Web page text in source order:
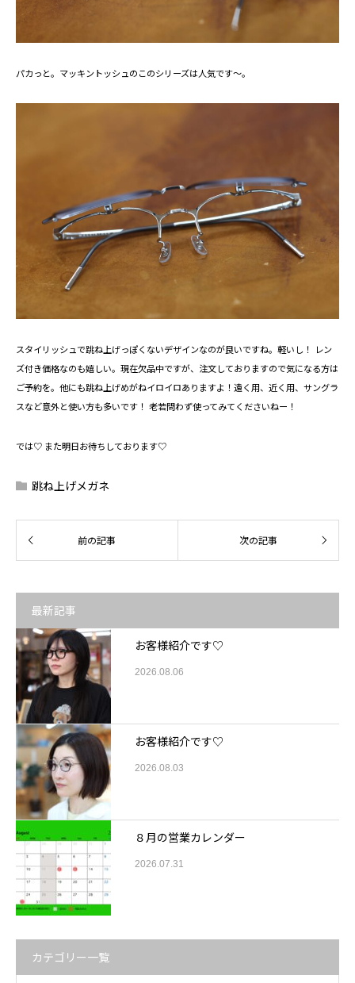
パカっと。マッキントッシュのこのシリーズは人気です～。
スタイリッシュで跳ね上げっぽくないデザインなのが良いですね。軽いし！ レン
ズ付き価格なのも嬉しい。現在欠品中ですが、注文しておりますので気になる方は
ご予約を。他にも跳ね上げめがねイロイロありますよ！遠く用、近く用、サングラ
スなど意外と使い方も多いです！ 老若問わず使ってみてくださいねー！
では♡ また明日お待ちしております♡
跳ね上げメガネ
最新記事
お客様紹介です♡
2026.08.06
お客様紹介です♡
2026.08.03
８月の営業カレンダー
2026.07.31
カテゴリー一覧